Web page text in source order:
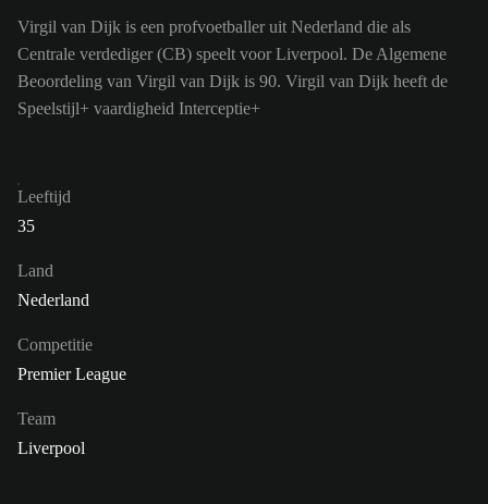
Virgil van Dijk is een profvoetballer uit Nederland die als
Centrale verdediger (CB) speelt voor Liverpool. De Algemene
Beoordeling van Virgil van Dijk is 90. Virgil van Dijk heeft de
Speelstijl+ vaardigheid Interceptie+
Leeftijd
35
Land
Nederland
Competitie
Premier League
Team
Liverpool